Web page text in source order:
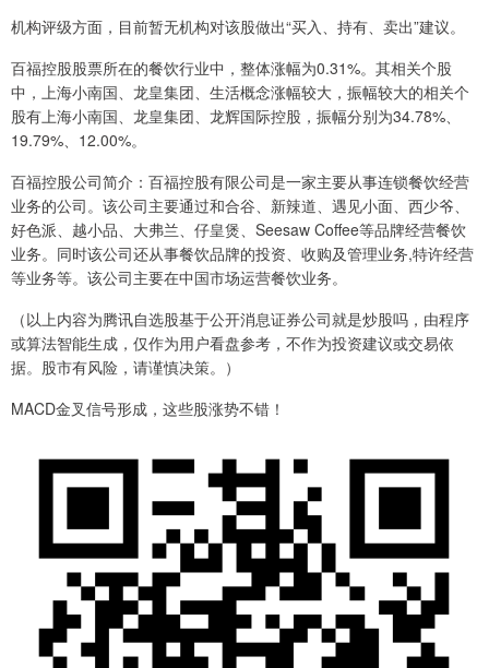
机构评级方面，目前暂无机构对该股做出“买入、持有、卖出”建议。
百福控股股票所在的餐饮行业中，整体涨幅为0.31%。其相关个股
中，上海小南国、龙皇集团、生活概念涨幅较大，振幅较大的相关个
股有上海小南国、龙皇集团、龙辉国际控股，振幅分别为34.78%、
19.79%、12.00%。
百福控股公司简介：百福控股有限公司是一家主要从事连锁餐饮经营
业务的公司。该公司主要通过和合谷、新辣道、遇见小面、西少爷、
好色派、越小品、大弗兰、仔皇煲、Seesaw Coffee等品牌经营餐饮
业务。同时该公司还从事餐饮品牌的投资、收购及管理业务,特许经营
等业务等。该公司主要在中国市场运营餐饮业务。
（以上内容为腾讯自选股基于公开消息证券公司就是炒股吗，由程序
或算法智能生成，仅作为用户看盘参考，不作为投资建议或交易依
据。股市有风险，请谨慎决策。）
MACD金叉信号形成，这些股涨势不错！